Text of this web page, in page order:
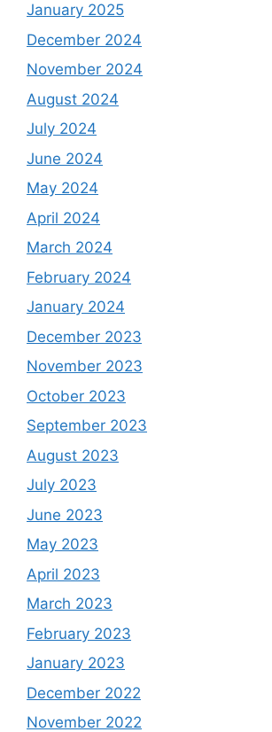
January 2025
December 2024
November 2024
August 2024
July 2024
June 2024
May 2024
April 2024
March 2024
February 2024
January 2024
December 2023
November 2023
October 2023
September 2023
August 2023
July 2023
June 2023
May 2023
April 2023
March 2023
February 2023
January 2023
December 2022
November 2022